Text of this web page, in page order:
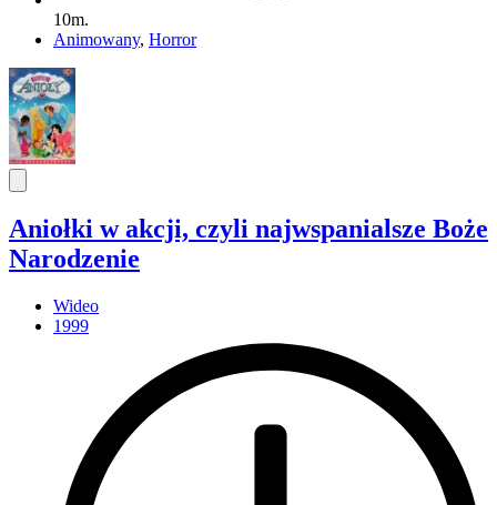
10m.
Animowany, Horror
Aniołki w akcji, czyli najwspanialsze Boże
Narodzenie
Wideo
1999